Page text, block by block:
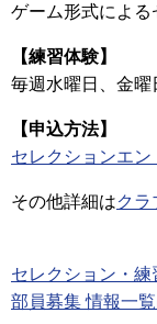
ゲーム形式による
【練習体験】
毎週水曜日、金曜
【申込方法】
セレクションエン
その他詳細はクラ
セレクション・
部員募集 情報一